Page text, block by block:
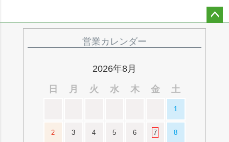
営業カレンダー
2026年8月
日
月 火 水 木 金 土
1
2 3 4 5 6 7 8